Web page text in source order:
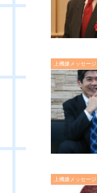
上機嫌メッセージ
上機嫌メッセージ